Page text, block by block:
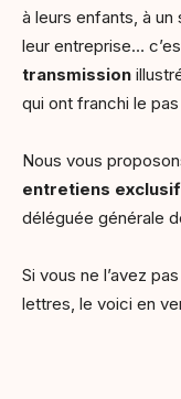
à leurs enfants, à un
leur entreprise…
transmission
qui ont franchi le pas
Nous vous
entretiens
déléguée générale
Si vous ne l’avez
lettres, le voici en